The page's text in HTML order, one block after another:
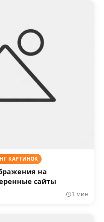
КАРТИНОК
на
сайты
1 мин